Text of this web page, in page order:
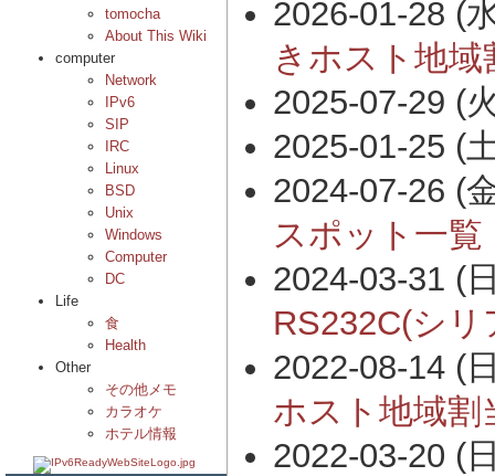
tomocha
About This Wiki
computer
Network
IPv6
SIP
IRC
Linux
BSD
Unix
Windows
Computer
DC
Life
食
Health
Other
その他メモ
カラオケ
ホテル情報
2026-01-28 (
きホスト地域
2025-07-29 (
2025-01-25 (
2024-07-26 (
スポット一覧
2024-03-31 (
RS232C(シリ
2022-08-14 (
ホスト地域割
2022-03-20 (